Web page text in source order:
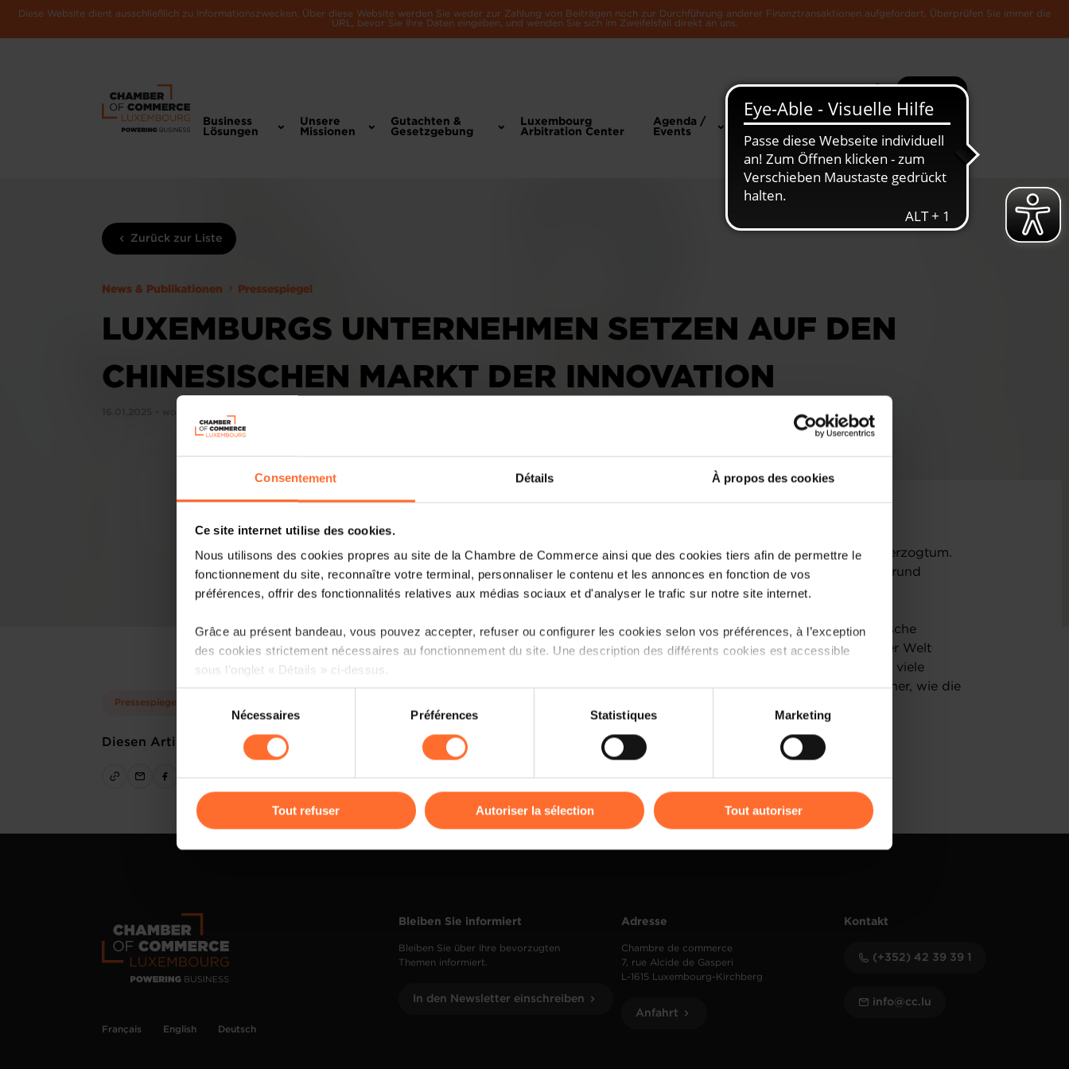
Consentement Détails À propos des cookies
Ce site internet utilise des cookies.
Nous utilisons des cookies propres au site de la Chambre de Commerce ainsi que des cookies tiers afin de permettre le
fonctionnement du site, reconnaître votre terminal, personnaliser le contenu et les annonces en fonction de vos
préférences, offrir des fonctionnalités relatives aux médias sociaux et d'analyser le trafic sur notre site internet.
Grâce au présent bandeau, vous pouvez accepter, refuser ou configurer les cookies selon vos préférences, à l’exception
des cookies strictement nécessaires au fonctionnement du site. Une description des différents cookies est accessible
sous l’onglet « Détails » ci-dessus.
Il est précisé que la navigation sur le site et certaines fonctionnalités (ex : lecture de vidéos, partage sur les réseaux
cas de refus de tous les cookies ou des cookies non nécessaires.
gauche de chaque page.
consentement
Nécessaires Préférences Statistiques Marketing
Tout refuser Autoriser la sélection Tout autoriser
Diese Website dient ausschließlich zu Informationszwecken. Über diese Website werden Sie weder zur Zahlung von Beiträgen noch zur Durchführung anderer Finanztransaktionen aufgefordert. Überprüfen Sie immer die
URL, bevor Sie Ihre Daten eingeben, und wenden Sie sich im Zweifelsfall direkt an uns.
Suche Mehr
Business
Lösungen
Unsere
Missionen
Gutachten &
Gesetzgebung
Luxembourg
Arbitration Center
Agenda /
Events
News &
Die Luxemburger
Zurück zur Liste
News & Publikationen Pressespiegel
LUXEMBURGS UNTERNEHMEN SETZEN AUF DEN
CHINESISCHEN MARKT DER INNOVATION
Pressespiegel
Diesen Artikel teilen
Das „Reich der Mitte“ ist ein wichtiger Handelspartner für das Großherzogtum.
Doch für dort aktive EU-Firmen sind die Aussichten vor dem Hintergrund
drohender Zölle und Sanktionen so unklar wie lange nicht.
Ein Markt, „der an der Spitze der Innovation steht“: Viele luxemburgische
Unternehmen sind in China aktiv – als zweitgrößte Volkswirtschaft der Welt
bleibt das Land aufgrund der Größe und Dynamik seines Marktes für viele
Unternehmen des Großherzogtums ein unumgänglicher Handelspartner, wie die
Mehr lesen
Français English Deutsch
Bleiben Sie informiert
Bleiben Sie über Ihre bevorzugten
Themen informiert.
In den Newsletter einschreiben
Adresse
Chambre de commerce
7, rue Alcide de Gasperi
L-1615 Luxembourg-Kirchberg
Anfahrt
Kontakt
(+352) 42 39 39 1
info@cc.lu